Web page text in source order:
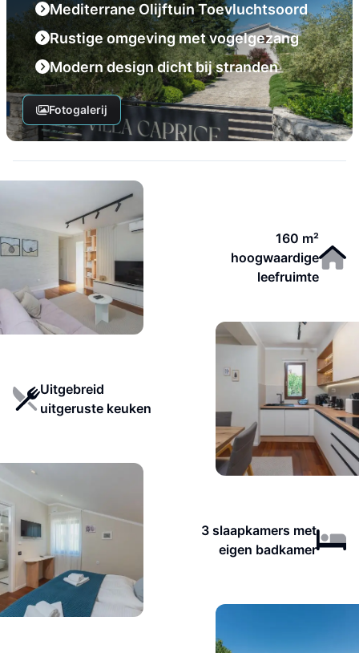
Mediterrane Olijftuin Toevluchtsoord
Rustige omgeving met vogelgezang
Modern design dicht bij stranden
Fotogalerij
160 m²
hoogwaardige
leefruimte
Uitgebreid
uitgeruste keuken
3 slaapkamers met
eigen badkamer